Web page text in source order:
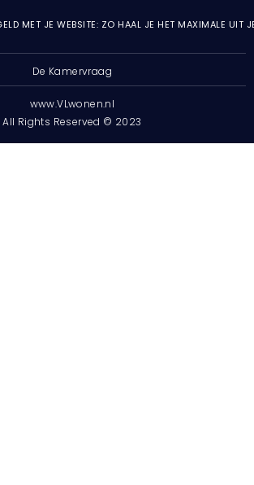
MET JE WEBSITE: ZO HAAL JE HET MAXIMALE UIT
De Kamervraag
www.VLwonen.nl
All Rights Reserved © 2023